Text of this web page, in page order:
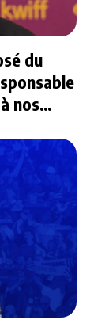
du
nos